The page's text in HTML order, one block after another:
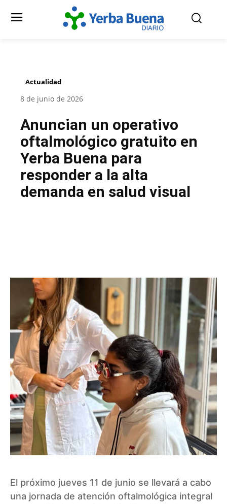
Actualidad
8 de junio de 2026
Anuncian un operativo
oftalmológico gratuito en
Yerba Buena para
responder a la alta
demanda en salud visual
El próximo jueves 11 de junio se llevará a cabo
una jornada de atención oftalmológica integral